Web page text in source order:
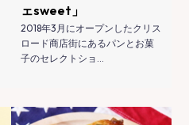
ェsweet」
2018年3月にオープンしたクリス
ロード商店街にあるパンとお菓
子のセレクトショ…